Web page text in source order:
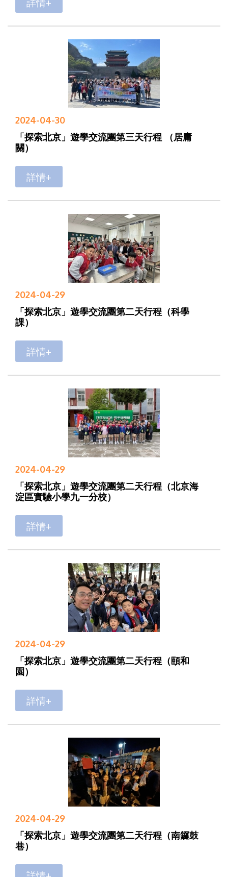
2024-04-30
「探索北京」遊學交流團第三天行程 （居庸
關）
詳情+
2024-04-29
「探索北京」遊學交流團第二天行程（科學
課）
詳情+
2024-04-29
「探索北京」遊學交流團第二天行程（北京海
淀區實驗小學九一分校）
詳情+
2024-04-29
「探索北京」遊學交流團第二天行程（頤和
園）
詳情+
2024-04-29
「探索北京」遊學交流團第二天行程（南鑼鼓
巷）